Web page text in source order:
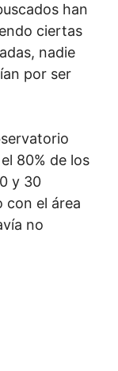
han
ciertas
nadie
por ser
80% de los
y 30
con el área
no